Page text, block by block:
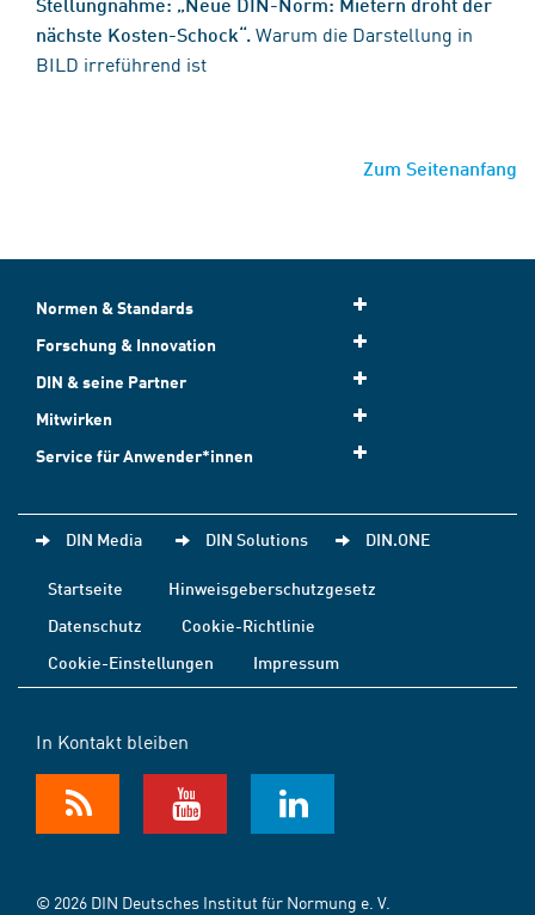
nächste Kosten-Schock“. Warum die Darstellung in
BILD irreführend ist
Zum Seitenanfang
Normen & Standards
Forschung & Innovation
DIN & seine Partner
Mitwirken
Service für Anwender*innen
DIN Media DIN Solutions DIN.ONE
Startseite
Hinweisgeberschutzgesetz
Datenschutz
Cookie-Richtlinie
Cookie-Einstellungen
Impressum
In Kontakt bleiben
© 2026 DIN Deutsches Institut für Normung e. V.